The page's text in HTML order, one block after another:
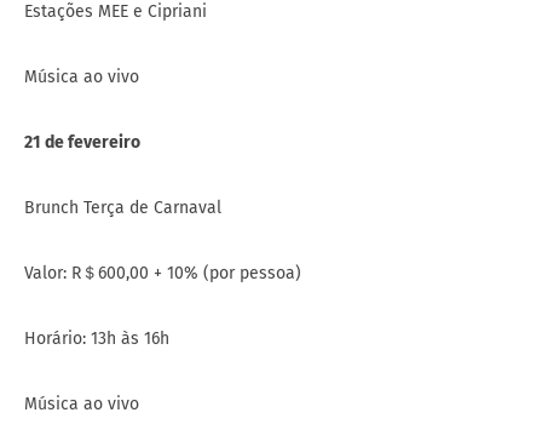
Estações MEE e Cipriani
Música ao vivo
21 de fevereiro
Brunch Terça de Carnaval
Valor: R＄600,00 + 10% (por pessoa)
Horário: 13h às 16h
Música ao vivo